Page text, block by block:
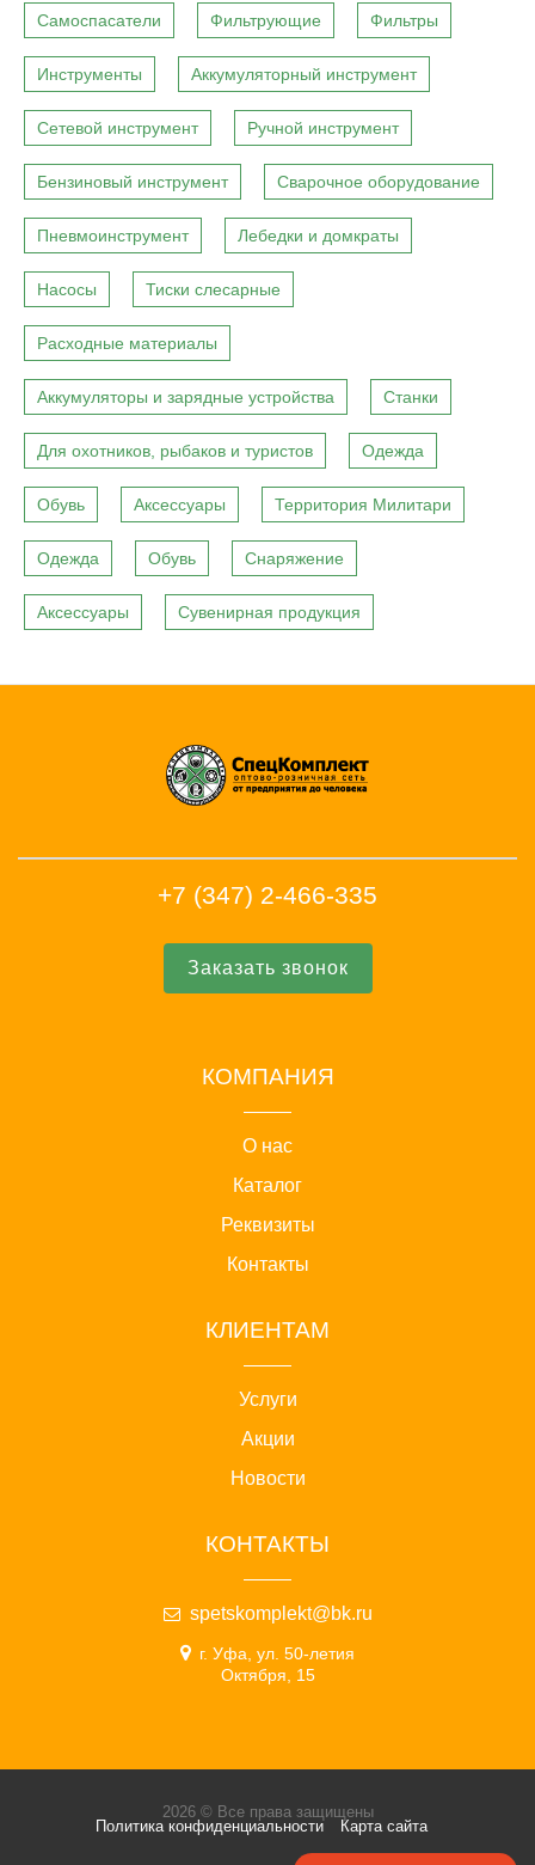
Самоспасатели Фильтрующие Фильтры
Инструменты Аккумуляторный инструмент
Сетевой инструмент Ручной инструмент
Бензиновый инструмент Сварочное оборудование
Пневмоинструмент Лебедки и домкраты
Насосы Тиски слесарные
Расходные материалы
Аккумуляторы и зарядные устройства Станки
Для охотников, рыбаков и туристов Одежда
Обувь Аксессуары Территория Милитари
Одежда Обувь Снаряжение
Аксессуары Сувенирная продукция
+7 (347) 2-466-335
Заказать звонок
КОМПАНИЯ
О нас
Каталог
Реквизиты
Контакты
КЛИЕНТАМ
Услуги
Акции
Новости
КОНТАКТЫ
spetskomplekt@bk.ru
г. Уфа, ул. 50-летия
Октября, 15
2026 © Все права защищены
Политика конфиденциальности
Карта сайта